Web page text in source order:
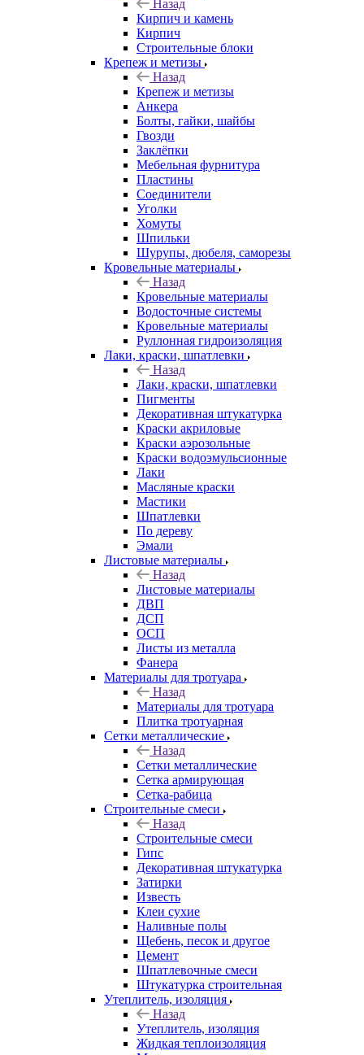
Назад
Кирпич и камень
Кирпич
Строительные блоки
Крепеж и метизы
Назад
Крепеж и метизы
Анкера
Болты, гайки, шайбы
Гвозди
Заклёпки
Мебельная фурнитура
Пластины
Соединители
Уголки
Хомуты
Шпильки
Шурупы, дюбеля, саморезы
Кровельные материалы
Назад
Кровельные материалы
Водосточные системы
Кровельные материалы
Руллонная гидроизоляция
Лаки, краски, шпатлевки
Назад
Лаки, краски, шпатлевки
Пигменты
Декоративная штукатурка
Краски акриловые
Краски аэрозольные
Краски водоэмульсионные
Лаки
Масляные краски
Мастики
Шпатлевки
По дереву
Эмали
Листовые материалы
Назад
Листовые материалы
ДВП
ДСП
ОСП
Листы из металла
Фанера
Материалы для тротуара
Назад
Материалы для тротуара
Плитка тротуарная
Сетки металлические
Назад
Сетки металлические
Сетка армирующая
Сетка-рабица
Строительные смеси
Назад
Строительные смеси
Гипс
Декоративная штукатурка
Затирки
Известь
Клеи сухие
Наливные полы
Щебень, песок и другое
Цемент
Шпатлевочные смеси
Штукатурка строительная
Утеплитель, изоляция
Назад
Утеплитель, изоляция
Жидкая теплоизоляция